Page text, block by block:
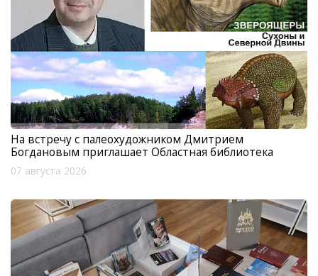
На встречу с палеохудожником Дмитрием
Богдановым приглашает Областная библиотека
07 августа 2026